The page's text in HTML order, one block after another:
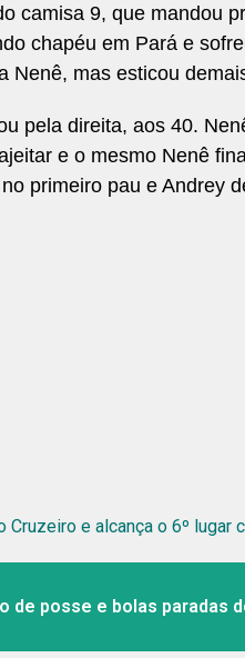
camisa 9, que mandou
chapéu em Pará e
Nenê, mas esticou
pela direita, aos 40.
e o mesmo Nenê
primeiro pau e Andrey
Cruzeiro e alcança o 6º lugar
de posse e bolas paradas